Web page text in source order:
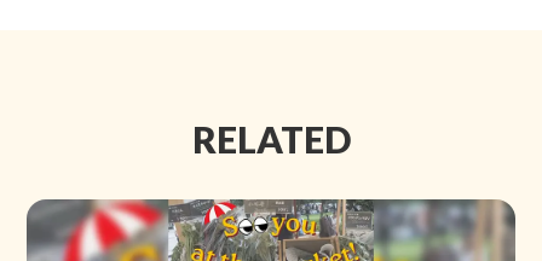
RELATED